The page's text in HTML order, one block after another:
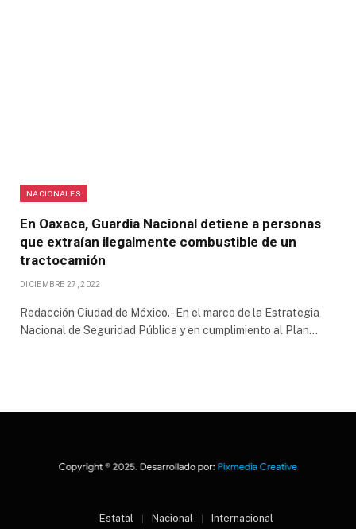
NACIONALES
En Oaxaca, Guardia Nacional detiene a personas
que extraían ilegalmente combustible de un
tractocamión
DICIEMBRE 27, 2022
Redacción Ciudad de México.- En el marco de la Estrategia
Nacional de Seguridad Pública y en cumplimiento al Plan…
Estatal Nacional Internacional